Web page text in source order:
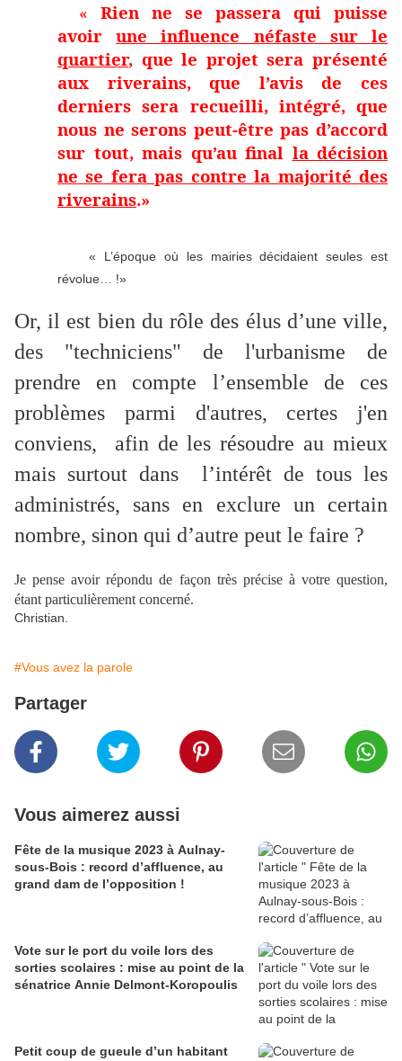
« Rien ne se passera qui puisse
avoirune influence néfaste sur le
quartier, que le projet sera présenté
aux riverains, que l’avis de ces
derniers sera recueilli, intégré, que
nous ne serons peut-être pas d’accord
sur tout, mais qu’au final la décision
ne se fera pas contre la majorité des
riverains.»
« L’époque où les mairies décidaient seules est
révolue… !»
Or, il est bien du rôle des élus d’une ville,
des "techniciens" de l'urbanisme de
prendre en compte l’ensemble de ces
problèmes parmi d'autres, certes j'en
conviens, afin de les résoudre au mieux
mais surtout dans l’intérêt de tous les
administrés, sans en exclure un certain
nombre, sinon qui d’autre peut le faire ?
Je pense avoir répondu de façon très précise à votre question,
étant particulièrement concerné.
Christian.
#Vous avez la parole
Partager
Vous aimerez aussi
Fête de la musique 2023 à Aulnay-
sous-Bois : record d’affluence, au
grand dam de l’opposition !
Vote sur le port du voile lors des
sorties scolaires : mise au point de la
sénatrice Annie Delmont-Koropoulis
Petit coup de gueule d’un habitant